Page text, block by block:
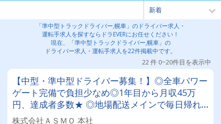
「準中型トラックドライバー,幌車」のドライバー求人・
運転手求人を探すならドラEVERにお任せください！
現在、「準中型トラックドライバー,幌車」の
ドライバー求人・運転手求人を22件掲載中です。
22 件 0~20件目を表示中
【中型・準中型ドライバー募集！】◎全車パワー
ゲート完備で負担少なめ◎1年目から月収45万
円、達成者多数★ ◎地場配送メインで毎日帰れ
る◎夏季・冬季・GWなど長期休暇も充実！ ◎月
株式会社ＡＳＭＯ 本社